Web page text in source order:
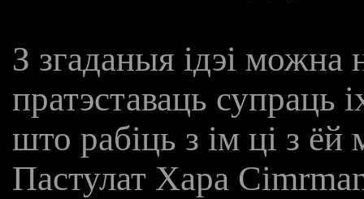
З згаданыя ідэі
пратэставаць супраць
што рабіць з ім ці з
Пастулат Хара